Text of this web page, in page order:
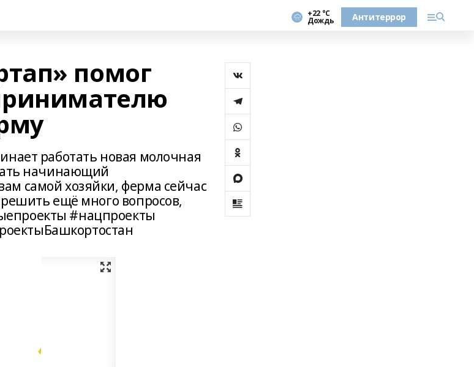
+22 °С
Дождь Антитеррор
помог
работать новая молочная
начинающий
самой хозяйки, ферма сейчас
ещё много вопросов,
#нацпроекты